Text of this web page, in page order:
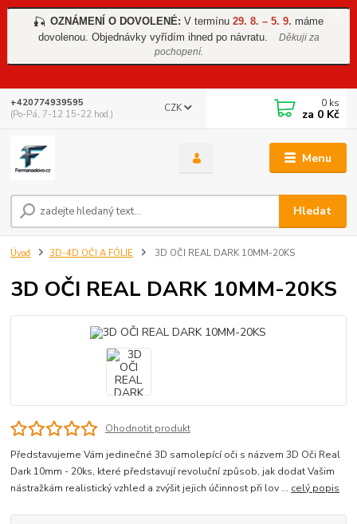
🎣 OZNÁMENÍ O DOVOLENÉ: V termínu 29. 8. – 5. 9. máme
dovolenou. Objednávky vyřídím ihned po návratu.
Děkuji za
pochopení.
Menu
CZK
Hledat
+420774939595
(Po-Pá, 7-12 15-22 hod.)
0 ks
za 0 Kč
Úvod 3D-4D OČI A FÓLIE 3D OČI REAL DARK 10MM-20KS
3D OČI REAL DARK 10MM-20KS
Ohodnotit produkt
Představujeme Vám jedinečné 3D samolepící oči s názvem 3D Oči Real
Dark 10mm - 20ks, které představují revoluční způsob, jak dodat Vašim
nástražkám realistický vzhled a zvýšit jejich účinnost při lov ... celý popis